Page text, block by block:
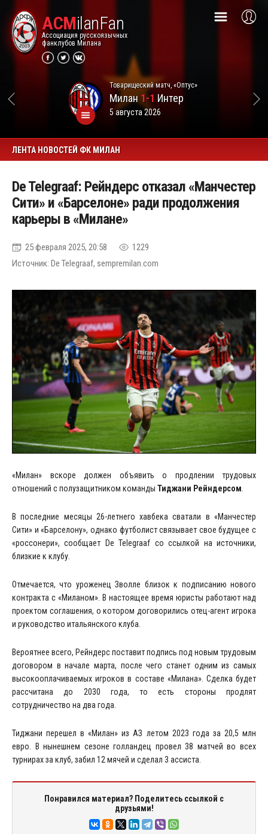
ACMilanFan
Ассоциация русскоязычных
фанклубов Милана
Товарищеский матч, «Оптус»
Милан1-1 Интер
5 августа 2026
ЛЕНТА НОВОСТЕЙ ФК МИЛАН
De Telegraaf: Рейндерс отказал «Манчестер
Сити» и «Барселоне» ради продолжения
карьеры в «Милане»
25 февраля 2025, 20:58
1229
Источник: De Telegraaf, sempremilan.com
«Милан» вскоре должен объявить о продлении трудовых
отношений с полузащитником команды Тиджани Рейндерсом
В последние месяцы 26-летнего хавбека сватали в «Манчестер
Сити» и «Барселону», однако футболист связывает свое будущее с
«россонери», сообщает De Telegraaf со ссылкой на источники,
близкие к клубу.
Отмечается, что уроженец Зволле близок к подписанию нового
контракта с «Миланом». В настоящее время юристы работают над
проектом соглашения, о котором договорились отец-агент игрока
и руководство итальянского клуба.
Вероятнее всего, Рейндерс поставит подпись под новым трудовым
договором в начале марта, после чего станет одним из самых
высокооплачиваемых игроков в составе «Милана». Сделка будет
рассчитана до 2030 года, то есть стороны продлят
сотрудничество на два года.
Тиджани перешел в «Милан» из АЗ летом 2023 года за 20,5 млн
евро. В нынешнем сезоне голландец провел 38 матчей во всех
турнирах за клуб, забил 12 мячей и сделал 3 ассиста.
Понравился материал? Поделитесь ссылкой с
друзьями!